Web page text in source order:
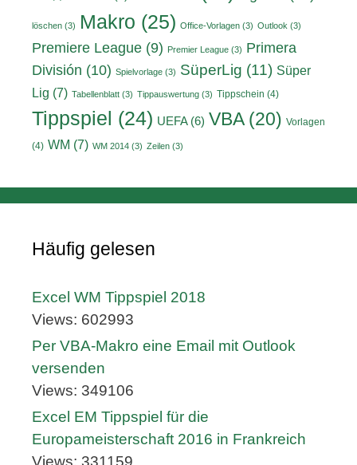
löschen (3) Makro (25) Office-Vorlagen (3) Outlook (3)
Premiere League (9) Premier League (3) Primera
División (10) Spielvorlage (3) SüperLig (11) Süper
Lig (7) Tabellenblatt (3) Tippauswertung (3) Tippschein (4)
Tippspiel (24) UEFA(6) VBA(20) Vorlagen
(4) WM (7) WM 2014 (3) Zeilen (3)
Häufig gelesen
Excel WM Tippspiel 2018
Views: 602993
Per VBA-Makro eine Email mit Outlook
versenden
Views: 349106
Excel EM Tippspiel für die
Europameisterschaft 2016 in Frankreich
Views: 331159